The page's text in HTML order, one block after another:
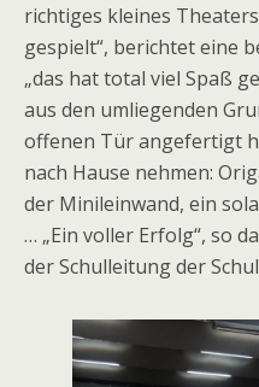
richtiges kleines
gespielt“, berichtet eine
„das hat total viel Spaß
aus den umliegenden
offenen Tür angefertigt
nach Hause nehmen:
der Minileinwand, ein
… „Ein voller Erfolg“, so
der Schulleitung der